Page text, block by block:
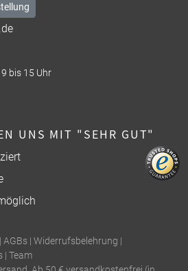
bis 15 Uhr
UNS MIT "SEHR GUT"
| AGBs | Widerrufsbelehrung |
| Team